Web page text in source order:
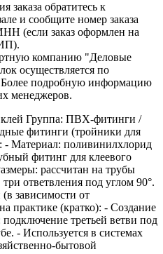
заказа обратитесь к
и сообщите номер заказа
(если заказ оформлен на
компанию "Деловые
осуществляется по
Более подробную информацию
менеджеров.
Группа: ПВХ‑фитинги /
фитинги (тройники для
- Материал: поливинилхлорид
фитинг для клеевого
рассчитан на трубы
ответвления под углом 90°.
зависимости от
практике (кратко): - Создание
третьей ветви под
- Используется в системах